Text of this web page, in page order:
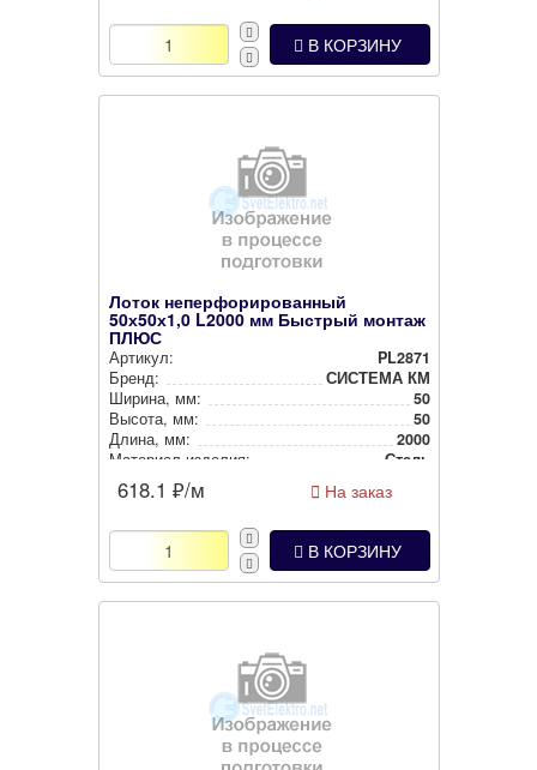
В КОРЗИНУ
Лоток неперфорированный
50х50х1,0 L2000 мм Быстрый монтаж
ПЛЮС
Артикул:
PL2871
Бренд:
СИСТЕМА КМ
Ширина, мм:
50
Высота, мм:
50
Длина, мм:
2000
Материал изделия:
Сталь
618.1 ₽/м На заказ
В КОРЗИНУ